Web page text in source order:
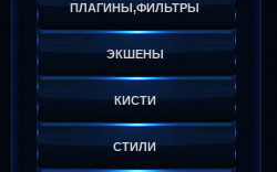
ПЛАГИНЫ,ФИЛЬТРЫ
ЭКШЕНЫ
КИСТИ
СТИЛИ